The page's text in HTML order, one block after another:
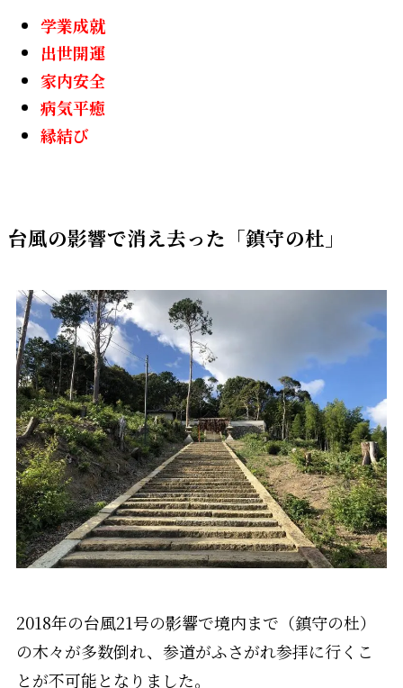
学業成就
出世開運
家内安全
病気平癒
縁結び
台風の影響で消え去った「鎮守の杜」
2018年の台風21号の影響で境内まで（鎮守の杜）
の木々が多数倒れ、参道がふさがれ参拝に行くこ
とが不可能となりました。